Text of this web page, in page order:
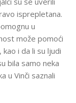
isprepletana.
u
može pomoći
i da li su ljudi
bila samo neka
u Vinči saznali